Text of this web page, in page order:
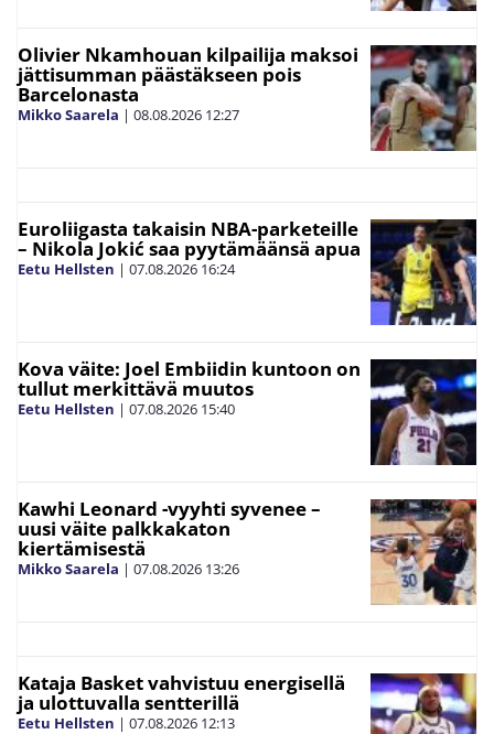
Olivier Nkamhouan kilpailija maksoi
jättisumman päästäkseen pois
Barcelonasta
Mikko Saarela | 08.08.2026 12:27
Euroliigasta takaisin NBA-parketeille
– Nikola Jokić saa pyytämäänsä apua
Eetu Hellsten | 07.08.2026 16:24
Kova väite: Joel Embiidin kuntoon on
tullut merkittävä muutos
Eetu Hellsten | 07.08.2026 15:40
Kawhi Leonard -vyyhti syvenee –
uusi väite palkkakaton
kiertämisestä
Mikko Saarela | 07.08.2026 13:26
Kataja Basket vahvistuu energisellä
ja ulottuvalla sentterillä
Eetu Hellsten | 07.08.2026 12:13